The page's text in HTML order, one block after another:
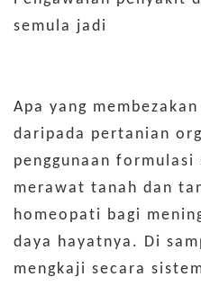
semula jadi
Apa yang
daripada pertanian
penggunaan
merawat tanah dan
homeopati bagi
daya hayatnya. Di
mengkaji secara